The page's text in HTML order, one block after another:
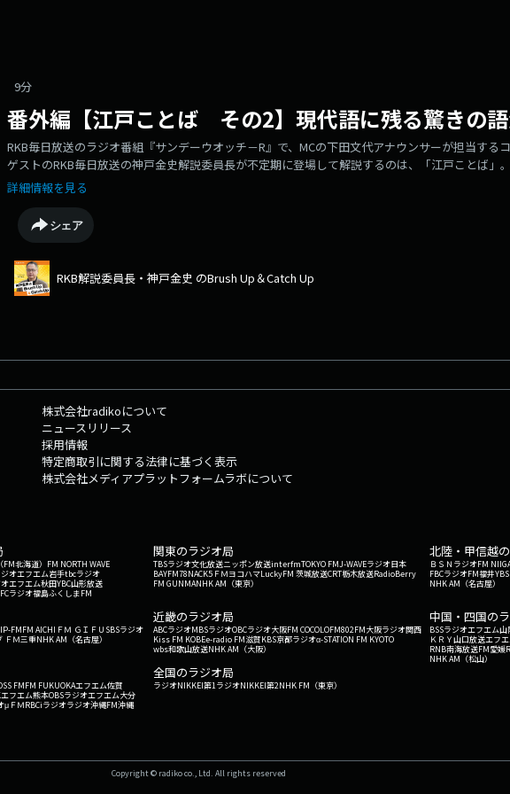
9分
番外編【江戸ことば その2】現代語に残る驚きの語
RKB毎日放送のラジオ番組『サンデーウオッチ－R』で、MCの下田文代アナウンサーが担当する
ゲストのRKB毎日放送の神戸金史解説委員長が不定期に登場して解説するのは、「江戸ことば」
の放送は、江戸語を知ることでわかる「現代の言葉の語源」がテーマだった。
詳細情報を見る
シェア
RKB解説委員長・神戸金史 のBrush Up＆Catch Up
株式会社radikoについて
ニュースリリース
採用情報
特定商取引に関する法律に基づく表示
株式会社メディアプラットフォームラボについて
北海道） FM NORTH WAVE
オエフエム岩手tbcラジオ
エフエム秋田YBC山形放送
ラジオ福島ふくしまFM
関東のラジオ局
TBSラジオ文化放送ニッポン放送interfmTOKYO FMJ-WAVEラジオ日本
BAYFM78NACK5 ＦＭヨコハマLuckyFM 茨城放送CRT栃木放送RadioBerry
FM GUNMANHK AM（東京）
北陸・甲信越
ＢＳＮラジオFM
FBCラジオFM福井
NHK AM（名古屋）
FMFM AICHI ＦＭ ＧＩＦＵ SBSラジオ
ＦＭ三重NHK AM（名古屋）
近畿のラジオ局
ABCラジオMBSラジオOBCラジオ大阪FM COCOLOFM802FM大阪ラジオ関西
Kiss FM KOBEe-radio FM滋賀KBS京都ラジオα-STATION FM KYOTO
wbs和歌山放送NHK AM（大阪）
中国・四国の
BSSラジオエフエム山
ＫＲＹ山口放送エフ
RNB南海放送FM愛媛
NHK AM（松山）
FMFM FUKUOKAエフエム佐賀
フエム熊本OBSラジオエフエム大分
μＦＭRBCiラジオラジオ沖縄FM沖縄
全国のラジオ局
ラジオNIKKEI第1ラジオNIKKEI第2NHK FM（東京）
Copyright © radiko co., Ltd. All rights reserved